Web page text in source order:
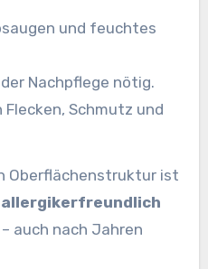
und feuchtes
Nachpflege nötig.
Schmutz und
Oberflächenstruktur ist
allergikerfreundlich
– auch nach Jahren